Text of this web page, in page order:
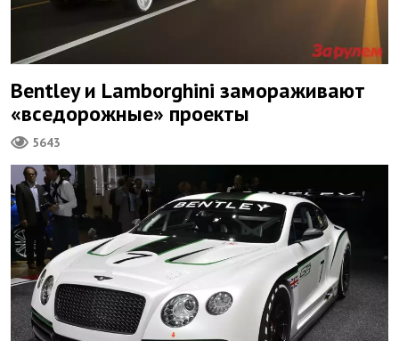
Bentley и Lamborghini замораживают
«вседорожные» проекты
5643